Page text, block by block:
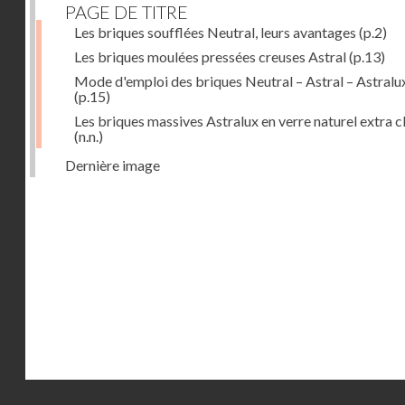
PAGE DE TITRE
Les briques soufflées Neutral, leurs avantages (p.2)
Les briques moulées pressées creuses Astral(p.13)
Mode d'emploi des briques Neutral – Astral –
(p.15)
Les briques massives Astralux en verre naturel extra
(n.n.)
Dernière image